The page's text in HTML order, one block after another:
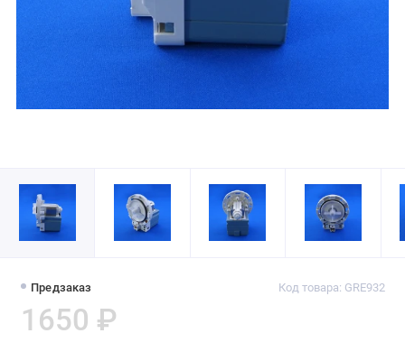
Предзаказ Код товара: GRE932
1650 ₽